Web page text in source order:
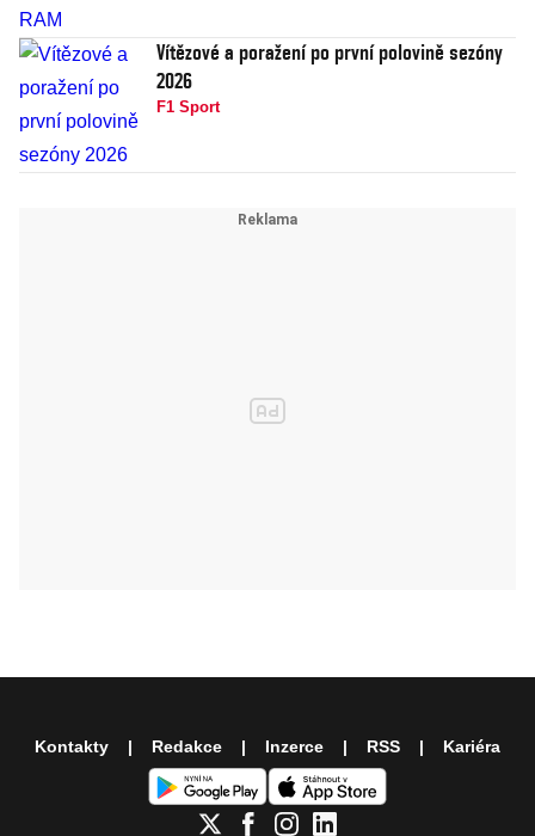
Vítězové a poražení po první polovině sezóny
2026
F1 Sport
Kontakty Redakce Inzerce RSS Kariéra